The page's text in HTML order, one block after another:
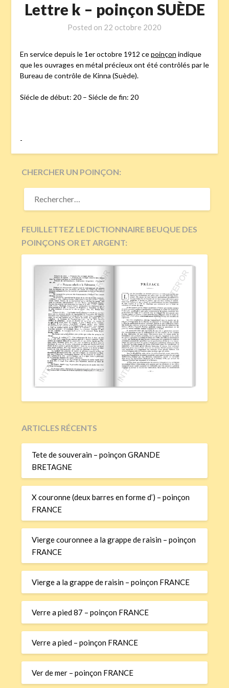
Lettre k – poinçon SUÈDE
Posted on 22 octobre 2020
En service depuis le 1er octobre 1912 cepoinçon indique
que les ouvrages en métal précieux ont été contrôlés par le
Bureau de contrôle de Kinna (Suède).
Siécle de début: 20 – Siécle de fin: 20
-
CHERCHER UN POINÇON:
RECHERCHER :
FEUILLETTEZ LE DICTIONNAIRE BEUQUE DES
POINÇONS OR ET ARGENT:
ARTICLES RÉCENTS
Tete de souverain – poinçon GRANDE
BRETAGNE
X couronne (deux barres en forme d’) – poinçon
FRANCE
Vierge couronnee a la grappe de raisin – poinçon
FRANCE
Vierge a la grappe de raisin – poinçon FRANCE
Verre a pied 87 – poinçon FRANCE
Verre a pied – poinçon FRANCE
Ver de mer – poinçon FRANCE